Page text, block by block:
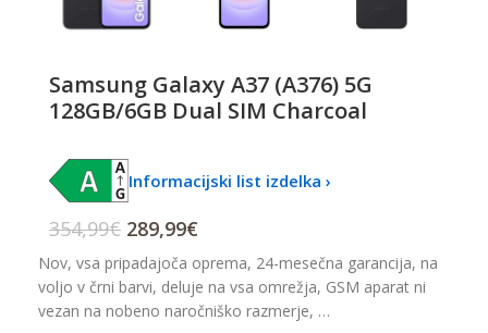
Samsung Galaxy A37 (A376) 5G
128GB/6GB Dual SIM Charcoal
Informacijski list izdelka ›
354,99€ 289,99€
Nov, vsa pripadajoča oprema, 24-mesečna garancija, na
voljo v črni barvi, deluje na vsa omrežja, GSM aparat ni
vezan na nobeno naročniško razmerje, …